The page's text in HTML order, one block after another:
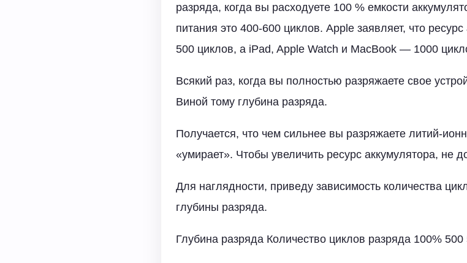
разряда, когда вы расходуете 100 % емкости
питания это 400-600 циклов. Apple заявляет, что
500 циклов, а iPad, Apple Watch и MacBook — 1000
Всякий раз, когда вы полностью разряжаете свое
Виной тому глубина разряда.
Получается, что чем сильнее вы разряжаете литий-
«умирает». Чтобы увеличить ресурс аккумулятора, не
Для наглядности, приведу зависимость количества
глубины разряда.
Глубина разряда Количество циклов разряда 100%